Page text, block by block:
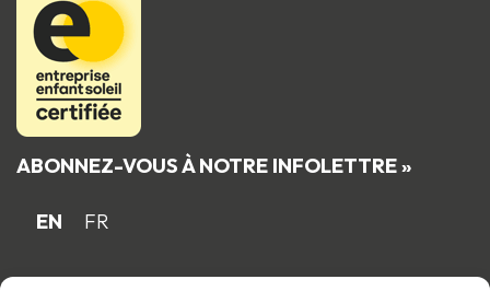
ABONNEZ-VOUS À NOTRE INFOLETTRE »
EN FR